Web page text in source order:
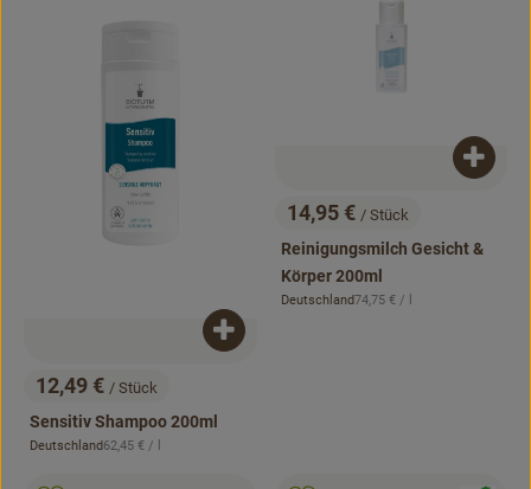
, Preis:
12,49 € / Stück
Sensitiv Shampoo 200ml
, Herkunft:
Deutschland, Referenzpreis:
62,45 € / l
Produkt zum Warenkorb hinzufügen
, Preis:
14,95 € / Stück
Reinigungsmilch Gesicht &
Körper 200ml
, Herkunft:
Deutschland, Referenzpreis:
74,75 € / l